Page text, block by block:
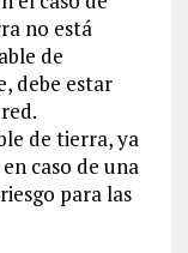
no está
de
debe estar
de tierra, ya
caso de una
para las